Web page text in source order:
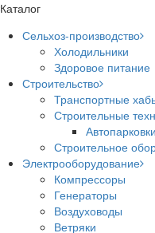
Каталог
Сельхоз-производство
Холодильники
Здоровое питание
Строительство
Транспортные
Строительные
Автопарковки
Строительное
Электрооборудование
Компрессоры
Генераторы
Воздуховоды
Ветряки